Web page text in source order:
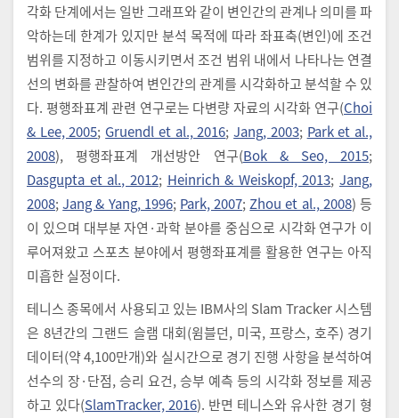
각화 단계에서는 일반 그래프와 같이 변인간의 관계나 의미를 파
악하는데 한계가 있지만 분석 목적에 따라 좌표축(변인)에 조건
범위를 지정하고 이동시키면서 조건 범위 내에서 나타나는 연결
선의 변화를 관찰하여 변인간의 관계를 시각화하고 분석할 수 있
다. 평행좌표계 관련 연구로는 다변량 자료의 시각화 연구(Choi
& Lee, 2005; Gruendl et al., 2016;Jang, 2003; Park et al.,
2008), 평행좌표계 개선방안 연구(Bok & Seo, 2015;
Dasgupta et al., 2012; Heinrich & Weiskopf, 2013; Jang,
2008;Jang & Yang, 1996; Park, 2007;Zhou et al., 2008) 등
이 있으며 대부분 자연·과학 분야를 중심으로 시각화 연구가 이
루어져왔고 스포츠 분야에서 평행좌표계를 활용한 연구는 아직
미흡한 실정이다.
테니스 종목에서 사용되고 있는 IBM사의 Slam Tracker 시스템
은 8년간의 그랜드 슬램 대회(윔블던, 미국, 프랑스, 호주) 경기
데이터(약 4,100만개)와 실시간으로 경기 진행 사항을 분석하여
선수의 장·단점, 승리 요건, 승부 예측 등의 시각화 정보를 제공
하고 있다(SlamTracker, 2016). 반면 테니스와 유사한 경기 형